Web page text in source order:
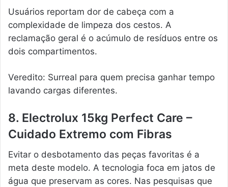
Usuários reportam dor de cabeça com a
complexidade de limpeza dos cestos. A
reclamação geral é o acúmulo de resíduos entre os
dois compartimentos.
Veredito: Surreal para quem precisa ganhar tempo
lavando cargas diferentes.
8. Electrolux 15kg Perfect Care –
Cuidado Extremo com Fibras
Evitar o desbotamento das peças favoritas é a
meta deste modelo. A tecnologia foca em jatos de
água que preservam as cores. Nas pesquisas que